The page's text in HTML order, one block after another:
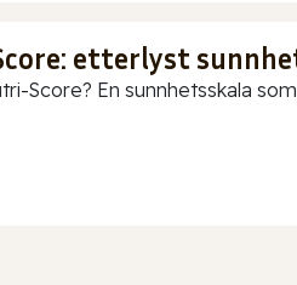
etterlyst
Score? En sunnhetsskala